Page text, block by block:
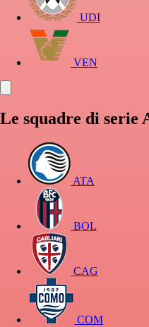
UDI
VEN
Le squadre di serie
ATA
BOL
CAG
COM